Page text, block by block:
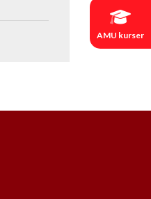
AMU kurser